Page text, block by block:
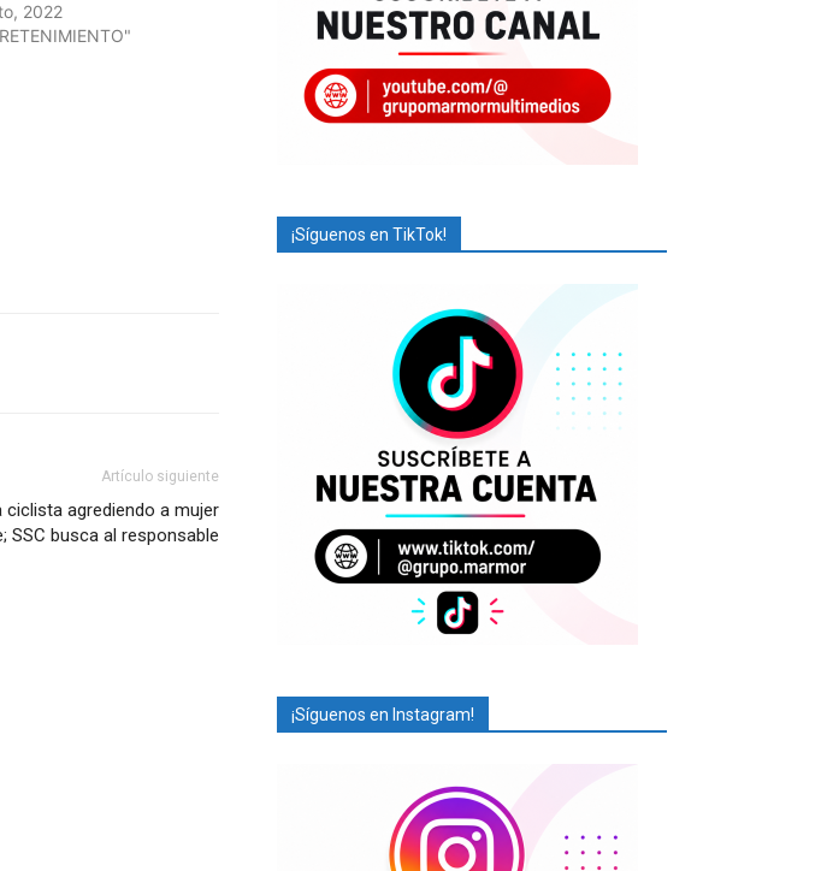
2022
Artículo siguiente
ciclista agrediendo a mujer
SSC busca al responsable
¡Síguenos en TikTok!
¡Síguenos en Instagram!